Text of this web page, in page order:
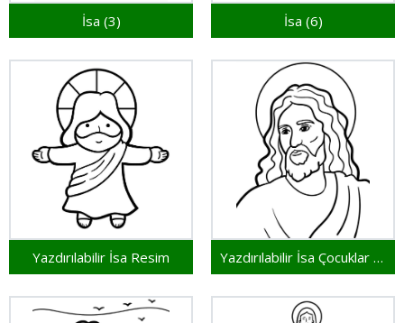
İsa (3) İsa (6)
Yazdırılabilir İsa Resim Yazdırılabilir İsa Çocuklar İçin